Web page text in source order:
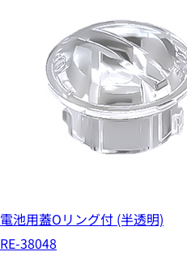
電池用蓋Oリング付 (半透明)
RE-38048